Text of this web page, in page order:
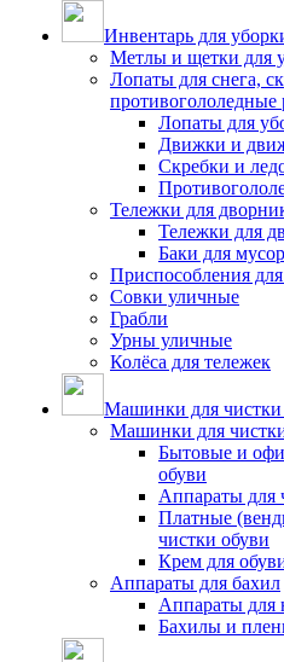
Инвентарь для
Метлы и щетки для
Лопаты для снега,
противогололедные
Лопаты для
Движки и
Скребки и
Тележки для
Тележки для
Баки для
Приспособления
Совки уличные
Грабли
Урны уличные
Колёса для тележек
Машинки для чистки
Машинки для
Бытовые и
обуви
Аппараты для
Платные
чистки обуви
Крем для
Аппараты для бахил
Аппараты для
Бахилы и